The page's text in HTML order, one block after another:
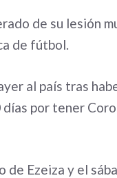
de su lesión
de fútbol.
al país tras
por tener
de Ezeiza y el